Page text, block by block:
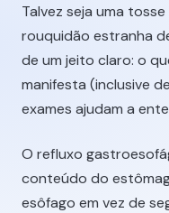
Talvez seja uma
rouquidão estranha
de um jeito claro: o
manifesta (inclusive
exames ajudam a
O refluxo
conteúdo do
esôfago em vez de